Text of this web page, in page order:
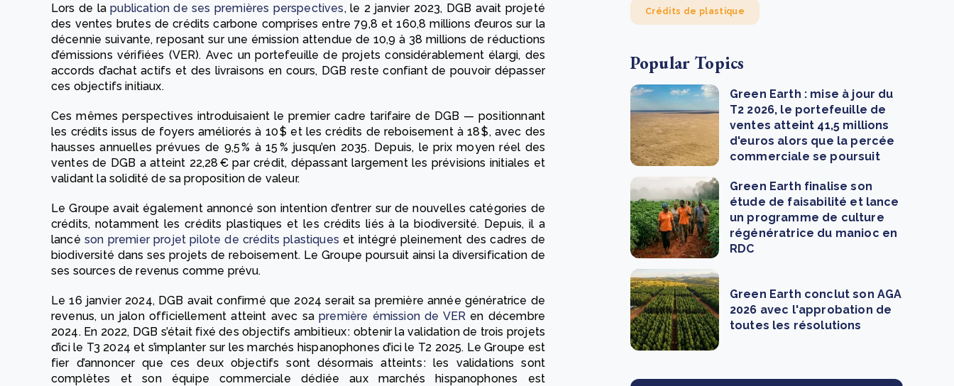
Lors de lapublication de ses premières perspectives, le 2 janvier 2023, DGB avait projeté
des ventes brutes de crédits carbone comprises entre 79,8 et 160,8 millions d’euros sur la
décennie suivante, reposant sur une émission attendue de 10,9 à 38 millions de réductions
d’émissions vérifiées (VER). Avec un portefeuille de projets considérablement élargi, des
accords d’achat actifs et des livraisons en cours, DGB reste confiant de pouvoir dépasser
ces objectifs initiaux.
Ces mêmes perspectives introduisaient le premier cadre tarifaire de DGB — positionnant
les crédits issus de foyers améliorés à 10 $ et les crédits de reboisement à 18 $, avec des
hausses annuelles prévues de 9,5 % à 15 % jusqu’en 2035. Depuis, le prix moyen réel des
ventes de DGB a atteint 22,28 € par crédit, dépassant largement les prévisions initiales et
validant la solidité de sa proposition de valeur.
Le Groupe avait également annoncé son intention d’entrer sur de nouvelles catégories de
crédits, notamment les crédits plastiques et les crédits liés à la biodiversité. Depuis, il a
lancéson premier projet pilote de crédits plastiques et intégré pleinement des cadres de
biodiversité dans ses projets de reboisement. Le Groupe poursuit ainsi la diversification de
ses sources de revenus comme prévu.
Le 16 janvier 2024, DGB avait confirmé que 2024 serait sa première année génératrice de
revenus, un jalon officiellement atteint avec sapremière émission de VER en décembre
2024. En 2022, DGB s’était fixé des objectifs ambitieux : obtenir la validation de trois projets
d’ici le T3 2024 et s’implanter sur les marchés hispanophones d’ici le T2 2025. Le Groupe est
fier d’annoncer que ces deux objectifs sont désormais atteints : les validations sont
complètes et son équipe commerciale dédiée aux marchés hispanophones est
Crédits de plastique
Popular Topics
Green Earth : mise à jour du
T2 2026, le portefeuille de
ventes atteint 41,5 millions
d'euros alors que la percée
commerciale se poursuit
Green Earth finalise son
étude de faisabilité et lance
un programme de culture
régénératrice du manioc en
RDC
Green Earth conclut son AGA
2026 avec l'approbation de
toutes les résolutions